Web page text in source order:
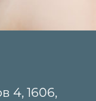
4, 1606,